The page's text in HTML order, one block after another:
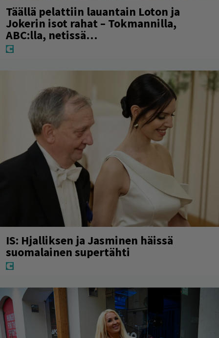
Täällä pelattiin lauantain Loton ja
Jokerin isot rahat – Tokmannilla,
ABC:lla, netissä…
IS: Hjalliksen ja Jasminen häissä
suomalainen supertähti